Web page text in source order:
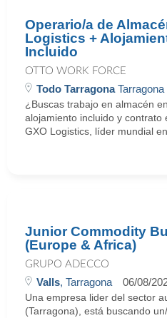
Operario/a de
Logistics +
Incluido
OTTO WORK FORCE
Todo TarragonaTarragona
¿Buscas trabajo en almacén
alojamiento incluido y
GXO Logistics, líder mundial en
Junior Commodity
(Europe & Africa)
GRUPO ADECCO
Valls, Tarragona 06/08/
Una empresa lider del sector
(Tarragona), está buscando